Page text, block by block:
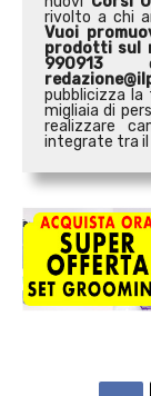
rivolto a chi
Vuoi
prodotti sul
990913 o
pubblicizza
migliaia di
realizzare
integrate tra il